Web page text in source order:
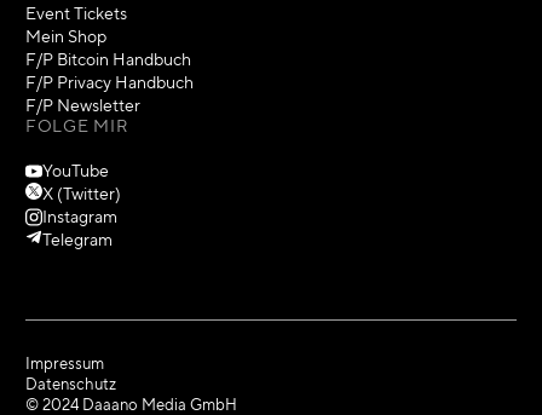
Event Tickets
Mein Shop
F/P Bitcoin Handbuch
F/P Privacy Handbuch
F/P Newsletter
FOLGE MIR
YouTube
X (Twitter)
Instagram
Telegram
Impressum
Datenschutz
© 2024 Daaano Media GmbH